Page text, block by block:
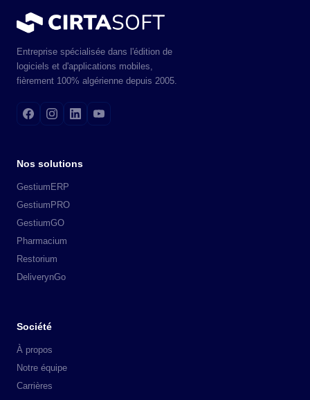
Entreprise spécialisée dans l'édition de
logiciels et d'applications mobiles,
fièrement 100% algérienne depuis 2005.
Nos solutions
GestiumERP
GestiumPRO
GestiumGO
Pharmacium
Restorium
DeliverynGo
Société
À propos
Notre équipe
Carrières